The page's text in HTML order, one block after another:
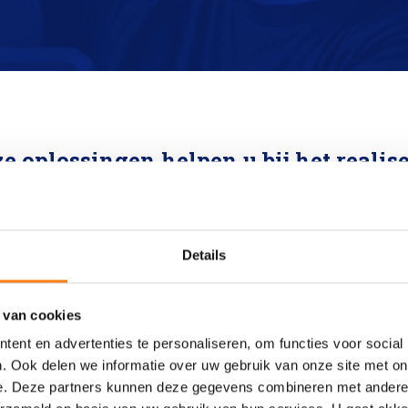
Details
cookies
en advertenties te personaliseren, om functies voor
Ook delen we informatie over uw gebruik van onze site met
Deze partners kunnen deze gegevens combineren met
oplossingen helpen u bij het
Snel informatie terugvinden
Een overvloed aan informatie maakt goede